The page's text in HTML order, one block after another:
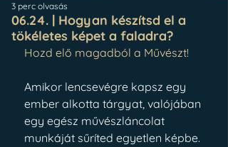
06.24. | Hogyan készítsd el a
tökéletes képet a faladra?
3 perc olvasás
Hozd elő magadból a Művészt!
Amikor lencsevégre kapsz egy
ember alkotta tárgyat, valójában
egy egész művészláncolat
munkáját sűríted egyetlen képbe.